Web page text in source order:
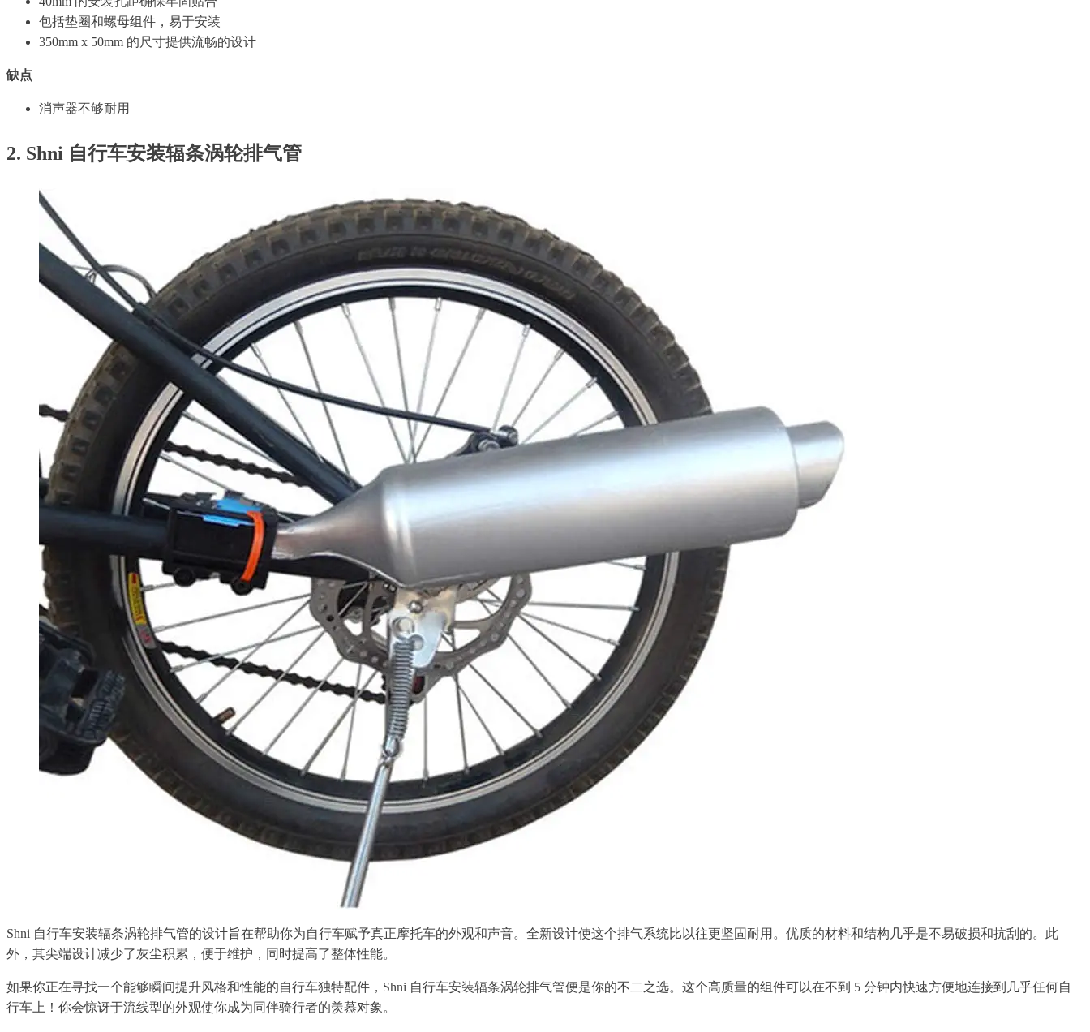
包括垫圈和螺母组件，易于安装
350mm x 50mm 的尺寸提供流畅的设计
缺点
消声器不够耐用
2. Shni 自行车安装辐条涡轮排气管
Shni 自行车安装辐条涡轮排气管的设计旨在帮助你为自行车赋予真正摩托车的外观和声音。全新设计使这个排气系统比以往更坚固耐用。优质的材料和结构几乎是不易破损和抗刮的。此
外，其尖端设计减少了灰尘积累，便于维护，同时提高了整体性能。
如果你正在寻找一个能够瞬间提升风格和性能的自行车独特配件，Shni 自行车安装辐条涡轮排气管便是你的不二之选。这个高质量的组件可以在不到 5 分钟内快速方便地连接到几乎任何自
行车上！你会惊讶于流线型的外观使你成为同伴骑行者的羡慕对象。